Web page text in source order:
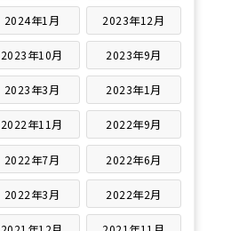
2024年1月 2023年12月
2023年10月 2023年9月
2023年3月 2023年1月
2022年11月 2022年9月
2022年7月 2022年6月
2022年3月 2022年2月